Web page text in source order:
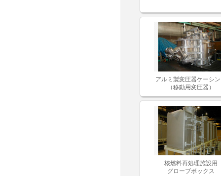
アルミ製変圧器ケーシ
（移動用変圧器）
核燃料再処理施設用
グローブボックス